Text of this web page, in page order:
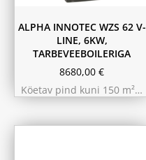
ALPHA INNOTEC WZS 62 V-
LINE, 6KW,
TARBEVEEBOILERIGA
8680,00 €
Köetav pind kuni 150 m²…